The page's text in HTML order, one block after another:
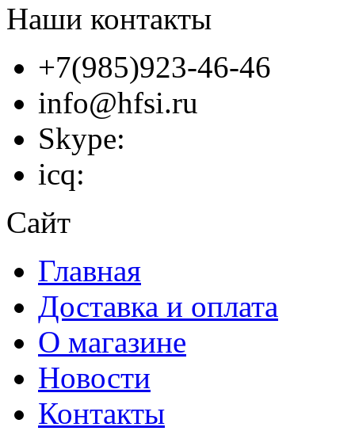
Наши контакты
+7(985)923-46-46
info@hfsi.ru
Skype:
icq:
Сайт
Главная
Доставка и оплата
О магазине
Новости
Контакты